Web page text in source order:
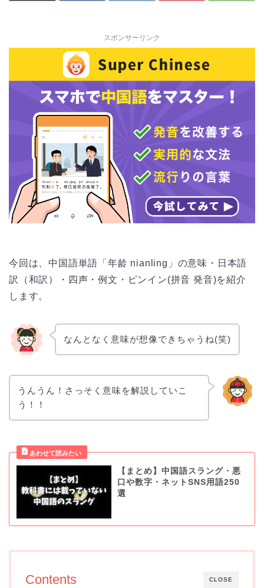
スポンサーリンク
今回は、中国語単語「年龄 nianling」の意味・日本語
訳（和訳）・四声・例文・ピンイン(拼音 発音)を紹介
します。
なんとなく意味が想像できちゃうね(笑)
うんうん！さっそく意味を解説していこ
う！！
【まとめ】中国語スラング・悪
口や数字・ネットSNS用語250
選
CLOSE
Contents